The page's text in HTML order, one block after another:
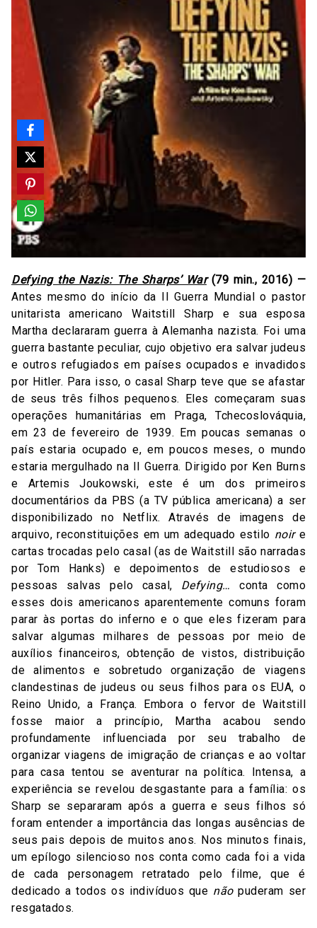
Defying the Nazis: The Sharps’ War(79 min., 2016) —
Antes mesmo do início da II Guerra Mundial o pastor
unitarista americano Waitstill Sharp e sua esposa
Martha declararam guerra à Alemanha nazista. Foi uma
guerra bastante peculiar, cujo objetivo era salvar judeus
e outros refugiados em países ocupados e invadidos
por Hitler. Para isso, o casal Sharp teve que se afastar
de seus três filhos pequenos. Eles começaram suas
operações humanitárias em Praga, Tchecoslováquia,
em 23 de fevereiro de 1939. Em poucas semanas o
país estaria ocupado e, em poucos meses, o mundo
estaria mergulhado na II Guerra. Dirigido por Ken Burns
e Artemis Joukowski, este é um dos primeiros
documentários da PBS (a TV pública americana) a ser
disponibilizado no Netflix. Através de imagens de
arquivo, reconstituições em um adequado estilo noire
cartas trocadas pelo casal (as de Waitstill são narradas
por Tom Hanks) e depoimentos de estudiosos e
pessoas salvas pelo casal, Defying… conta como
esses dois americanos aparentemente comuns foram
parar às portas do inferno e o que eles fizeram para
salvar algumas milhares de pessoas por meio de
auxílios financeiros, obtenção de vistos, distribuição
de alimentos e sobretudo organização de viagens
clandestinas de judeus ou seus filhos para os EUA, o
Reino Unido, a França. Embora o fervor de Waitstill
fosse maior a princípio, Martha acabou sendo
profundamente influenciada por seu trabalho de
organizar viagens de imigração de crianças e ao voltar
para casa tentou se aventurar na política. Intensa, a
experiência se revelou desgastante para a família: os
Sharp se separaram após a guerra e seus filhos só
foram entender a importância das longas ausências de
seus pais depois de muitos anos. Nos minutos finais,
um epílogo silencioso nos conta como cada foi a vida
de cada personagem retratado pelo filme, que é
dedicado a todos os indivíduos que nãopuderam ser
resgatados.